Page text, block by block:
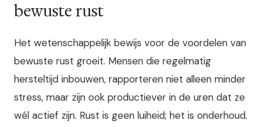
bewuste rust
Het wetenschappelijk bewijs voor de voordelen van
bewuste rust groeit. Mensen die regelmatig
hersteltijd inbouwen, rapporteren niet alleen minder
stress, maar zijn ook productiever in de uren dat ze
wél actief zijn. Rust is geen luiheid; het is onderhoud.